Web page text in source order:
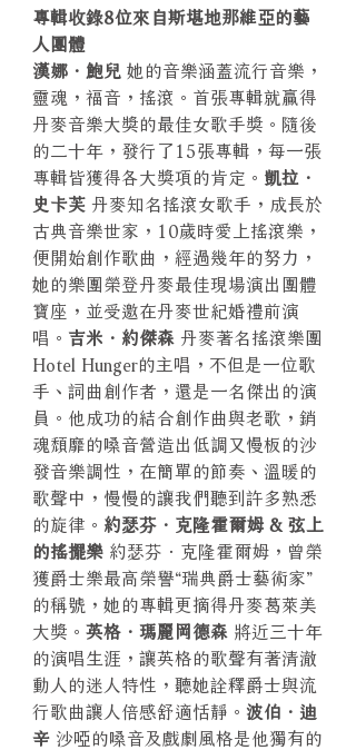
專輯收錄8位來自斯堪地那維亞的藝
人團體
漢娜．鮑兒 她的音樂涵蓋流行音樂，
靈魂，福音，搖滾。首張專輯就贏得
丹麥音樂大獎的最佳女歌手獎。隨後
的二十年，發行了15張專輯，每一張
專輯皆獲得各大獎項的肯定。 凱拉．
史卡芙 丹麥知名搖滾女歌手，成長於
古典音樂世家，10歲時愛上搖滾樂，
便開始創作歌曲，經過幾年的努力，
她的樂團榮登丹麥最佳現場演出團體
寶座，並受邀在丹麥世紀婚禮前演
唱。 吉米．約傑森 丹麥著名搖滾樂團
Hotel Hunger的主唱，不但是一位歌
手、詞曲創作者，還是一名傑出的演
員。他成功的結合創作曲與老歌，銷
魂頹靡的嗓音營造出低調又慢板的沙
發音樂調性，在簡單的節奏、溫暖的
歌聲中，慢慢的讓我們聽到許多熟悉
的旋律。 約瑟芬．克隆霍爾姆 & 弦上
的搖擺樂 約瑟芬．克隆霍爾姆，曾榮
獲爵士樂最高榮譽“瑞典爵士藝術家”
的稱號，她的專輯更摘得丹麥葛萊美
大獎。 英格．瑪麗岡德森 將近三十年
的演唱生涯，讓英格的歌聲有著清澈
動人的迷人特性，聽她詮釋爵士與流
行歌曲讓人倍感舒適恬靜。 波伯．迪
辛 沙啞的嗓音及戲劇風格是他獨有的